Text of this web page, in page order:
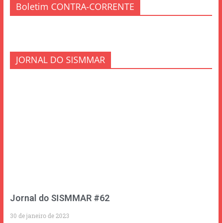
Boletim CONTRA-CORRENTE
JORNAL DO SISMMAR
Jornal do SISMMAR #62
30 de janeiro de 2023